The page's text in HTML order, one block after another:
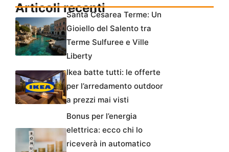
Articoli recentiSanta Cesarea Terme: Un
Gioiello del Salento tra
Terme Sulfuree e Ville
Liberty
Ikea batte tutti: le offerte
per l’arredamento outdoor
a prezzi mai visti
Bonus per l’energia
elettrica: ecco chi lo
riceverà in automatico